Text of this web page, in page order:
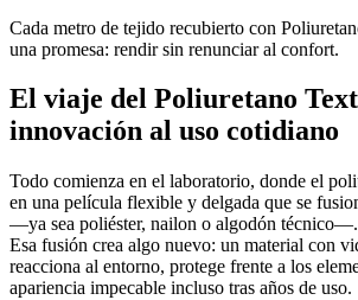
Cada metro de tejido recubierto con
una promesa: rendir sin renunciar al confort.
El viaje del Poliuretano
innovación al uso cotidiano
Todo comienza en el laboratorio, donde el
en una película flexible y delgada que se
—ya sea poliéster, nailon o algodón técnico—.
Esa fusión crea algo nuevo: un material con
reacciona al entorno, protege frente a los
apariencia impecable incluso tras años de uso.